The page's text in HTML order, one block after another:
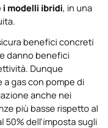
modelli ibridi, in una
benefici concreti
danno benefici
Dunque
gas con pompe di
anche nei
più basse rispetto al
50% dell’imposta sugli